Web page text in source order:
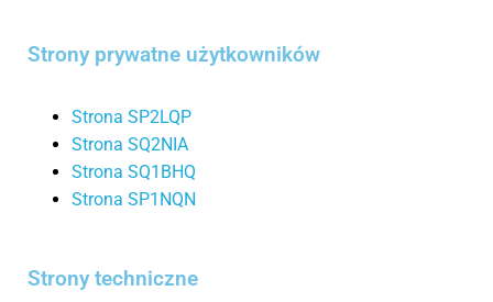
Strony prywatne użytkowników
Strona SP2LQP
Strona SQ2NIA
Strona SQ1BHQ
Strona SP1NQN
Strony techniczne